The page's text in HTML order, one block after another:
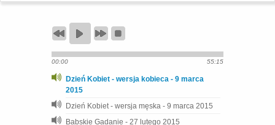
00:00 55:15
Dzień Kobiet - wersja kobieca - 9 marca
2015
Dzień Kobiet - wersja męska - 9 marca 2015
Babskie Gadanie - 27 lutego 2015